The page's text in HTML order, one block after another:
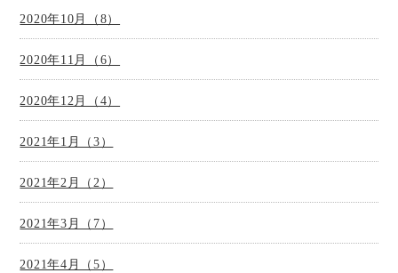
2020年10月（8）
2020年11月（6）
2020年12月（4）
2021年1月（3）
2021年2月（2）
2021年3月（7）
2021年4月（5）